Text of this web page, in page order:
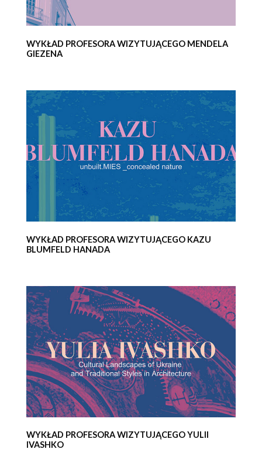
WYKŁAD PROFESORA WIZYTUJĄCEGO MENDELA
GIEZENA
WYKŁAD PROFESORA WIZYTUJĄCEGO KAZU
BLUMFELD HANADA
WYKŁAD PROFESORA WIZYTUJĄCEGO YULII
IVASHKO